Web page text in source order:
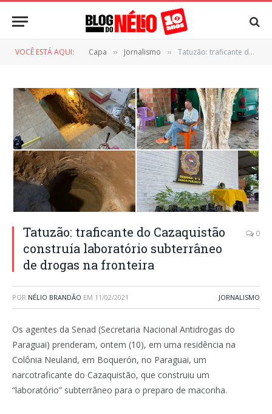
VOCÊ ESTÁ AQUI: Capa » Jornalismo » Tatuzão: traficante do Cazaquistão construía laboratório subterrâneo de drogas na fronteira
Tatuzão: traficante do Cazaquistão
construía laboratório subterrâneo
de drogas na fronteira
0
POR NÉLIO BRANDÃO EM 11/02/2021 JORNALISMO
Os agentes da Senad (Secretaria Nacional Antidrogas do
Paraguai) prenderam, ontem (10), em uma residência na
Colônia Neuland, em Boquerón, no Paraguai, um
narcotraficante do Cazaquistão, que construiu um
“laboratório” subterrâneo para o preparo de maconha.